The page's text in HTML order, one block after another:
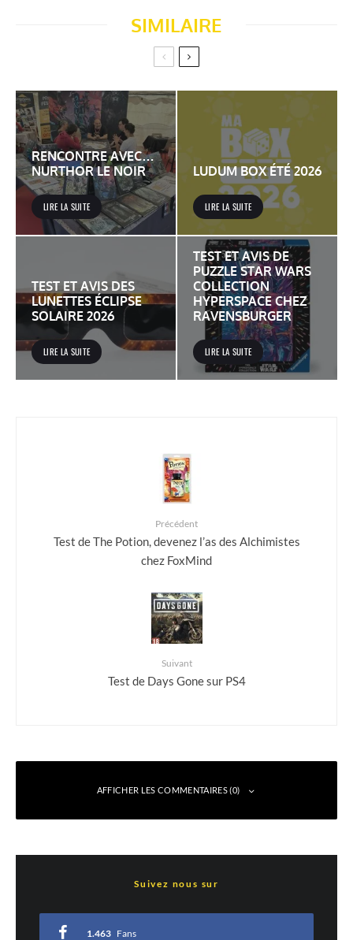
SIMILAIRE
RENCONTRE AVEC…
NURTHOR LE NOIR
LIRE LA SUITE
LUDUM BOX ÉTÉ 2026
LIRE LA SUITE
TEST ET AVIS DES
LUNETTES ÉCLIPSE
SOLAIRE 2026
LIRE LA SUITE
TEST ET AVIS DE
PUZZLE STAR WARS
COLLECTION
HYPERSPACE CHEZ
RAVENSBURGER
LIRE LA SUITE
Précédent
Test de The Potion, devenez l’as des Alchimistes
chez FoxMind
Suivant
Test de Days Gone sur PS4
AFFICHER LES COMMENTAIRES (0)
*
Suivez nous sur
1.463 Fans